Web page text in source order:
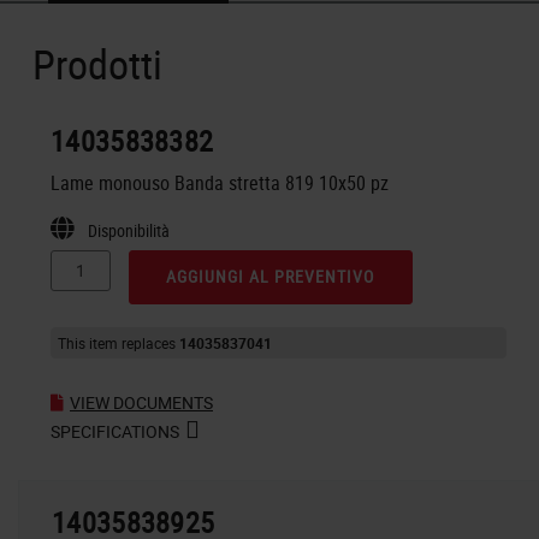
Prodotti
14035838382
Lame monouso Banda stretta 819 10x50 pz
Disponibilità
AGGIUNGI AL PREVENTIVO
This item replaces 14035837041
VIEW DOCUMENTS
SPECIFICATIONS
14035838925